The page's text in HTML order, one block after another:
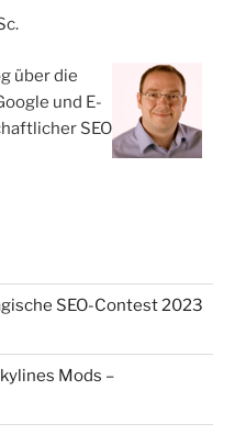
über die
und E-
SEO
SEO-Contest 2023
Mods –